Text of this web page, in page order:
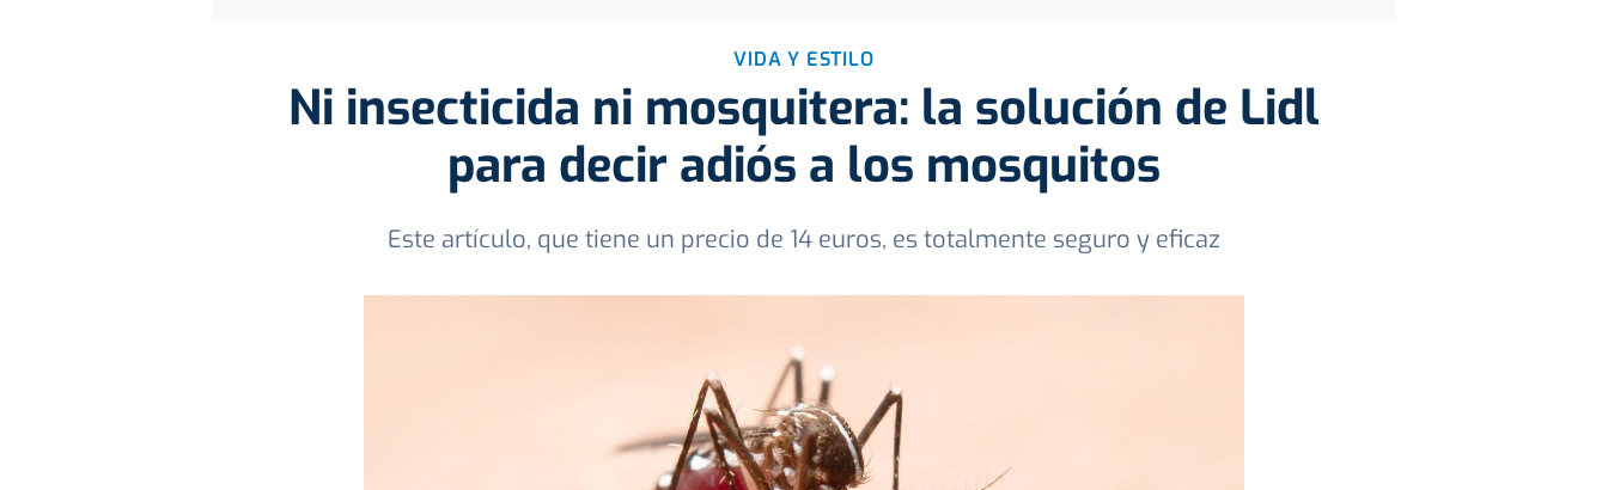
VIDA Y ESTILO
Ni insecticida ni mosquitera: la solución de Lidl
para decir adiós a los mosquitos
Este artículo, que tiene un precio de 14 euros, es totalmente seguro y eficaz